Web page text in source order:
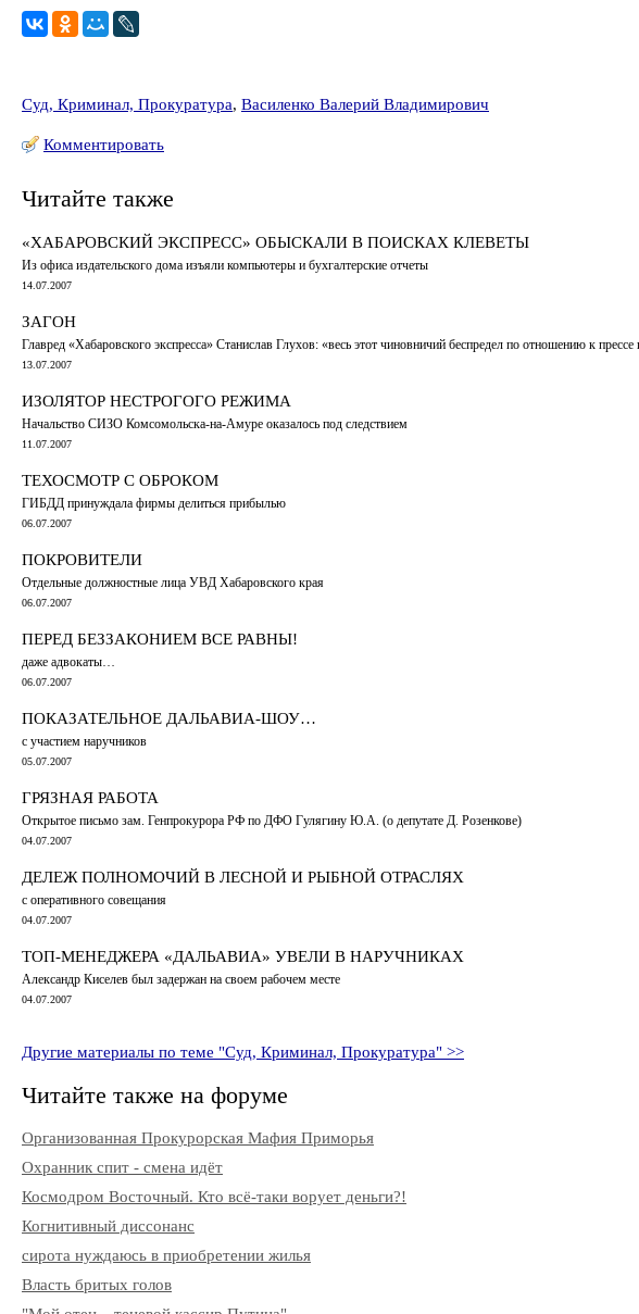
Суд, Криминал, Прокуратура, Василенко Валерий Владимирович
Комментировать
Читайте также
«ХАБАРОВСКИЙ ЭКСПРЕСС» ОБЫСКАЛИ В ПОИСКАХ КЛЕВЕТЫ
Из офиса издательского дома изъяли компьютеры и бухгалтерские отчеты
14.07.2007
ЗАГОН
Главред «Хабаровского экспресса» Станислав Глухов: «весь этот чиновничий беспредел по отношению к
13.07.2007
ИЗОЛЯТОР НЕСТРОГОГО РЕЖИМА
Начальство СИЗО Комсомольска-на-Амуре оказалось под следствием
11.07.2007
ТЕХОСМОТР С ОБРОКОМ
ГИБДД принуждала фирмы делиться прибылью
06.07.2007
ПОКРОВИТЕЛИ
Отдельные должностные лица УВД Хабаровского края
06.07.2007
ПЕРЕД БЕЗЗАКОНИЕМ ВСЕ РАВНЫ!
даже адвокаты…
06.07.2007
ПОКАЗАТЕЛЬНОЕ ДАЛЬАВИА-ШОУ…
с участием наручников
05.07.2007
ГРЯЗНАЯ РАБОТА
Открытое письмо зам. Генпрокурора РФ по ДФО Гулягину Ю.А. (о депутате Д. Розенкове)
04.07.2007
ДЕЛЕЖ ПОЛНОМОЧИЙ В ЛЕСНОЙ И РЫБНОЙ ОТРАСЛЯХ
c оперативного совещания
04.07.2007
ТОП-МЕНЕДЖЕРА «ДАЛЬАВИА» УВЕЛИ В НАРУЧНИКАХ
Александр Киселев был задержан на своем рабочем месте
04.07.2007
Другие материалы по теме "Суд, Криминал, Прокуратура" >>
Читайте также на форуме
Организованная Прокурорская Мафия Приморья
Охранник спит - смена идёт
Космодром Восточный. Кто всё-таки ворует деньги?!
Когнитивный диссонанс
сирота нуждаюсь в приобретении жилья
Власть бритых голов